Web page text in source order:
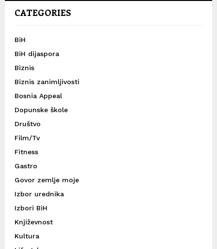
CATEGORIES
BiH
BiH dijaspora
Biznis
Biznis zanimljivosti
Bosnia Appeal
Dopunske škole
Društvo
Film/Tv
Fitness
Gastro
Govor zemlje moje
Izbor urednika
Izbori BiH
Književnost
Kultura